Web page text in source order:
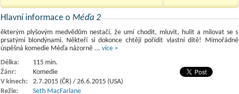
Hlavní informace o Méďa 2
ěkterým plyšovým medvědům nestačí, že umí chodit, mluvit, hulit a milovat se s
prsatými blondýnami. Někteří si dokonce chtějí pořídit vlastní dítě! Mimořádně
úspěšná komedie Méďa názorně ... více >
Délka:
115 min.
Žánr:
Komedie
V kinech:
2.7.2015 (ČR) / 26.6.2015 (USA)
Režie:
Seth MacFarlane